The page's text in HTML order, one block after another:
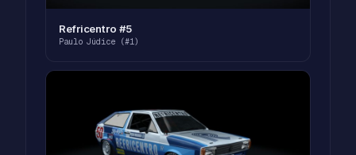
Refricentro #5
Paulo Júdice (#1)